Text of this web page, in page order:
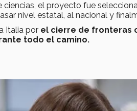
ciencias, el proyecto fue
nivel estatal, al nacional y
Italia por el cierre de fronteras
todo el camino.